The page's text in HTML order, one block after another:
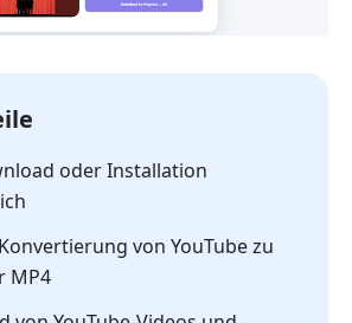
oder Installation
von YouTube zu
MP4